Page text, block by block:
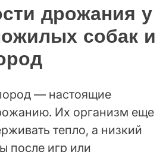
дрожания у
собак и
— настоящие
Их организм еще
тепло, а низкий
после игр или